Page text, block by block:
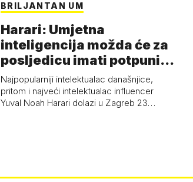
BRILJANTAN UM
Harari: Umjetna
inteligencija možda će za
posljedicu imati potpuni
kolaps čovje…
Najpopularniji intelektualac današnjice,
pritom i najveći intelektualac influencer
Yuval Noah Harari dolazi u Zagreb 23…